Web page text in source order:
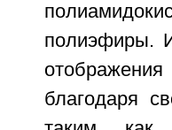
полиэфиры.
благодаря